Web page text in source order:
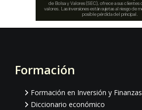
Footer
Formación
Formación en Inversión y Finanzas
Diccionario económico